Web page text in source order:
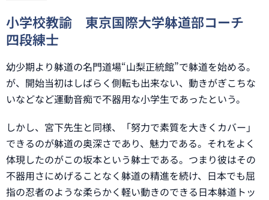
小学校教諭 東京国際大学躰道部コーチ
四段練士
幼少期より躰道の名門道場“山梨正統館”で躰道を始める。
が、開始当初はしばらく側転も出来ない、動きがぎこちな
いなどなど運動音痴で不器用な小学生であったという。
しかし、宮下先生と同様、「努力で素質を大きくカバー」
できるのが躰道の奥深さであり、魅力である。それをよく
体現したのがこの坂本という躰士である。つまり彼はその
不器用さにめげることなく躰道の精進を続け、日本でも屈
指の忍者のような柔らかく軽い動きのできる日本躰道トッ